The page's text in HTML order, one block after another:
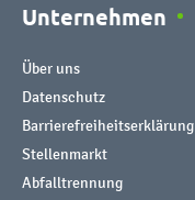
Unternehmen
Über uns
Datenschutz
Barrierefreiheitserklärung
Stellenmarkt
Abfalltrennung